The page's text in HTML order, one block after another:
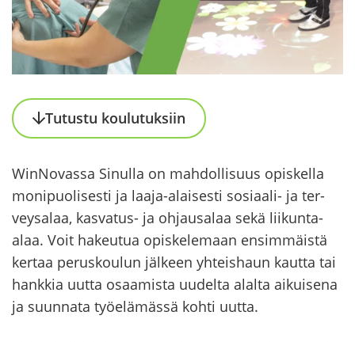
Tu­tus­tu kou­lu­tuk­siin
WinNovassa Si­nul­la on mah­dol­li­suus opis­kel­la
mo­ni­puo­li­ses­ti ja laaja-​alaisesti sosiaali-​ ja ter­
vey­sa­laa, kasvatus-​ ja oh­jausa­laa sekä liikunta-​
alaa. Voit ha­keu­tua opis­ke­le­maan en­sim­mäis­tä
ker­taa pe­rus­kou­lun jäl­keen yh­teis­haun kaut­ta tai
hank­kia uutta osaa­mis­ta uu­del­ta alal­ta ai­kui­se­na
ja suun­na­ta työ­elä­mäs­sä kohti uutta.